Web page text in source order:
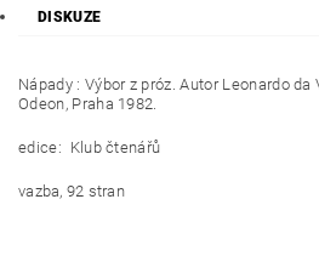
DISKUZE
Nápady : Výbor z próz. Autor Leonardo
Odeon, Praha 1982.
edice: Klub čtenářů
vazba, 92 stran